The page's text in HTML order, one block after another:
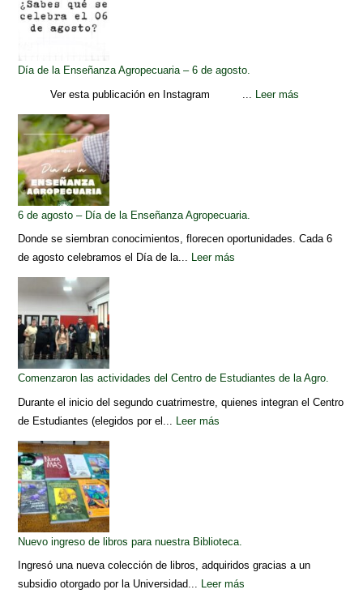
Día de la Enseñanza Agropecuaria – 6 de agosto.
Ver esta publicación en Instagram ...
Leer más
6 de agosto – Día de la Enseñanza Agropecuaria.
Donde se siembran conocimientos, florecen oportunidades. Cada 6
de agosto celebramos el Día de la... Leer más
Comenzaron las actividades del Centro de Estudiantes de la Agro.
Durante el inicio del segundo cuatrimestre, quienes integran el Centro
de Estudiantes (elegidos por el...
Leer más
Nuevo ingreso de libros para nuestra Biblioteca.
Ingresó una nueva colección de libros, adquiridos gracias a un
subsidio otorgado por la Universidad... Leer más